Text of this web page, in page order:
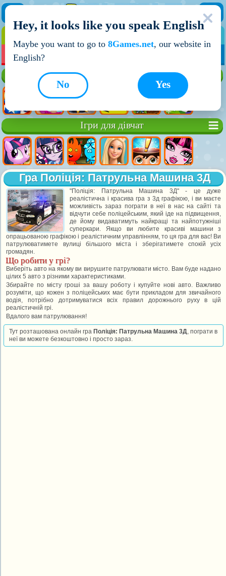
НОВІ ІГРИ
Ігри для дівчат
Гра Поліція: Патрульна Машина 3Д
"Поліція: Патрульна Машина 3Д" - це дуже
реалістична і красива гра з 3д графікою, і ви маєте
можливість зараз пограти в неї в нас на сайті та
відчути себе поліцейським, який іде на підвищення,
де йому видаватимуть найкращі та найпотужніші
суперкари. Якщо ви любите красиві машини з
опрацьованою графікою і реалістичним управлінням, то ця гра для вас! Ви
патрулюватимете вулиці більшого міста і зберігатимете спокій усіх
громадян.
Що робити у грі?
Виберіть авто на якому ви вирушите патрулювати місто. Вам буде надано
цілих 5 авто з різними характеристиками.
Збирайте по місту гроші за вашу роботу і купуйте нові авто. Важливо
розуміти, що кожен з поліцейських має бути прикладом для звичайного
водія, потрібно дотримуватися всіх правил дорожнього руху в цій
реалістичній грі.
Вдалого вам патрулювання!
Тут розташована онлайн гра Поліція: Патрульна Машина 3Д, пограти в
неї ви можете безкоштовно і просто зараз.
Hey, it looks like you speak English
Maybe you want to go to 8Games.net, our website in
English?
Yes
No